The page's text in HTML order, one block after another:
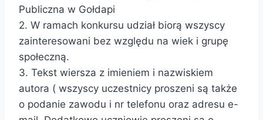
Publiczna w Gołdapi
2. W ramach konkursu udział biorą wszyscy
zainteresowani bez względu na wiek i grupę
społeczną.
3. Tekst wiersza z imieniem i nazwiskiem
autora ( wszyscy uczestnicy proszeni są także
o podanie zawodu i nr telefonu oraz adresu e-